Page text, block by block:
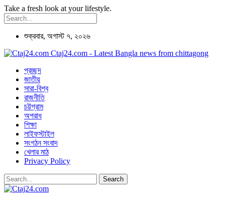
Take a fresh look at your lifestyle.
শুক্রবার, অগাস্ট ৭, ২০২৬
Ctaj24.com - Latest Bangla news from chittagong
প্রচ্ছদ
জাতীয়
সারা-বিশ্ব
রাজনীতি
চট্টগ্রাম
অপরাধ
শিক্ষা
লাইফস্টাইল
সংগঠন সংবাদ
খেলার মাঠ
Privacy Policy